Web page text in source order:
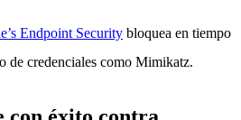
Endpoint Security bloquea en tiempo
de credenciales como Mimikatz.